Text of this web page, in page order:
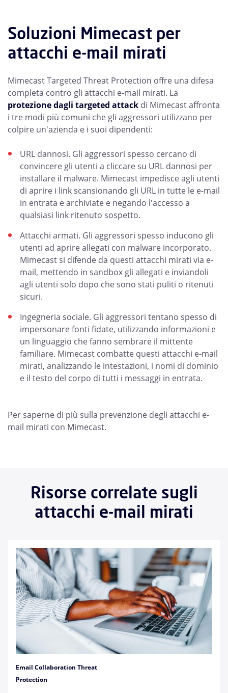
Soluzioni Mimecast per
attacchi e-mail mirati
Mimecast Targeted Threat Protection offre una difesa
completa contro gli attacchi e-mail mirati. La
protezione dagli targeted attack di Mimecast affronta
i tre modi più comuni che gli aggressori utilizzano per
colpire un'azienda e i suoi dipendenti:
URL dannosi. Gli aggressori spesso cercano di
convincere gli utenti a cliccare su URL dannosi per
installare il malware. Mimecast impedisce agli utenti
di aprire i link scansionando gli URL in tutte le e-mail
in entrata e archiviate e negando l'accesso a
qualsiasi link ritenuto sospetto.
Attacchi armati. Gli aggressori spesso inducono gli
utenti ad aprire allegati con malware incorporato.
Mimecast si difende da questi attacchi mirati via e-
mail, mettendo in sandbox gli allegati e inviandoli
agli utenti solo dopo che sono stati puliti o ritenuti
sicuri.
Ingegneria sociale. Gli aggressori tentano spesso di
impersonare fonti fidate, utilizzando informazioni e
un linguaggio che fanno sembrare il mittente
familiare. Mimecast combatte questi attacchi e-mail
mirati, analizzando le intestazioni, i nomi di dominio
e il testo del corpo di tutti i messaggi in entrata.
Per saperne di più sulla prevenzione degli attacchi e-
mail mirati con Mimecast.
Risorse correlate sugli
attacchi e-mail mirati
Email Collaboration Threat
Protection